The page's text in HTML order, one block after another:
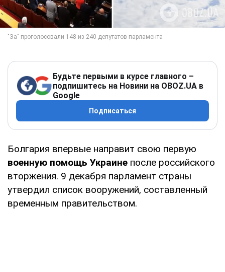
Будьте первыми в курсе главного –
подпишитесь на Новини на OBOZ.UA в
Google
Подписаться
Болгария впервые направит свою первую
военную помощь Украине после российского
вторжения. 9 декабря парламент страны
утвердил список вооружений, составленный
временным правительством.